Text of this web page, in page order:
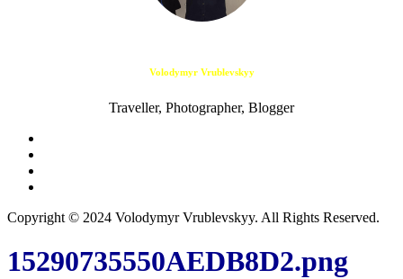
Volodymyr Vrublevskyy
Traveller, Photographer, Blogger
Copyright © 2024 Volodymyr Vrublevskyy. All Rights Reserved.
15290735550AEDB8D2.png